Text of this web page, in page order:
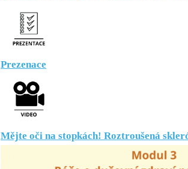
Prezenace
Mějte oči na stopkách! Roztroušená